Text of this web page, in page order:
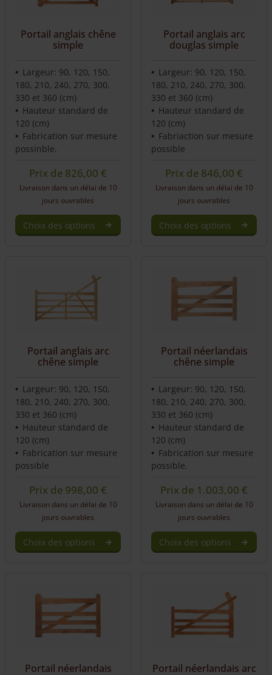
Portail anglais chêne
simple
Largeur: 90, 120, 150,
180, 210, 240, 270, 300,
330 et 360 (cm)
Hauteur standard de
120 (cm)
Fabrication sur mesure
possinble.
Prix de 826,00€
Livraison dans un délai de 10
jours ouvrables
Choix des options
Portail anglais arc
douglas simple
Largeur: 90, 120, 150,
180, 210, 240, 270, 300,
330 et 360 (cm)
Hauteur standard de
120 (cm)
Fabriaction sur mesure
possible
Prix de 846,00€
Livraison dans un délai de 10
jours ouvrables
Choix des options
Portail anglais arc
chêne simple
Largeur: 90, 120, 150,
180, 210, 240, 270, 300,
330 et 360 (cm)
Hauteur standard de
120 (cm)
Fabrication sur mesure
possible
Prix de 998,00€
Livraison dans un délai de 10
jours ouvrables
Choix des options
Portail néerlandais
chêne simple
Largeur: 90, 120, 150,
180, 210, 240, 270, 300,
330 et 360 (cm)
Hauteur standard de
120 (cm)
Fabrication sur mesure
possible.
Prix de 1.003,00 €
Livraison dans un délai de 10
jours ouvrables
Choix des options
Portail néerlandais
Portail néerlandais arc